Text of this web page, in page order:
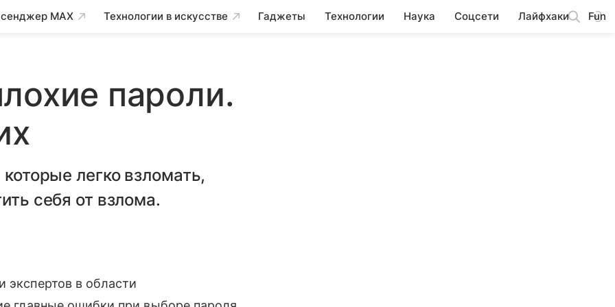
MAX Технологии в искусстве Гаджеты Технологии Наука Соцсети Лайфхаки Fun
пароли.
легко взломать,
себя от взлома.
экспертов в области